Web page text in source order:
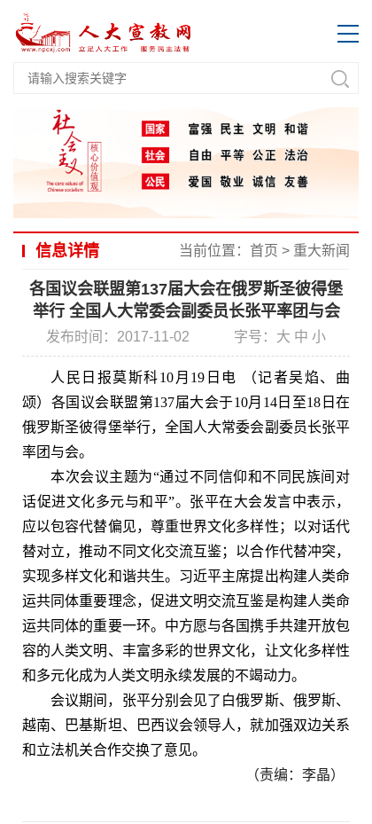
信息详情 当前位置： 首页 > 重大新闻
各国议会联盟第137届大会在俄罗斯圣彼得堡
举行 全国人大常委会副委员长张平率团与会
发布时间：2017-11-02 字号： 大 中 小
人民日报莫斯科10月19日电 （记者吴焰、曲
颂）各国议会联盟第137届大会于10月14日至18日在
俄罗斯圣彼得堡举行，全国人大常委会副委员长张平
率团与会。
本次会议主题为“通过不同信仰和不同民族间对
话促进文化多元与和平”。张平在大会发言中表示，
应以包容代替偏见，尊重世界文化多样性；以对话代
替对立，推动不同文化交流互鉴；以合作代替冲突，
实现多样文化和谐共生。习近平主席提出构建人类命
运共同体重要理念，促进文明交流互鉴是构建人类命
运共同体的重要一环。中方愿与各国携手共建开放包
容的人类文明、丰富多彩的世界文化，让文化多样性
和多元化成为人类文明永续发展的不竭动力。
会议期间，张平分别会见了白俄罗斯、俄罗斯、
越南、巴基斯坦、巴西议会领导人，就加强双边关系
和立法机关合作交换了意见。
（责编：李晶）